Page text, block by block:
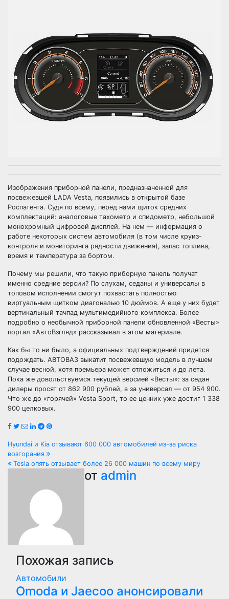
Изображения приборной панели, предназначенной для
посвежевшей LADA Vesta, появились в открытой базе
Роспатента. Судя по всему, перед нами щиток средних
комплектаций: аналоговые тахометр и спидометр, небольшой
монохромный цифровой дисплей. На нем — информация о
работе некоторых систем автомобиля (в том числе круиз-
контроля и мониторинга рядности движения), запас топлива,
время и температура за бортом.
Почему мы решили, что такую приборную панель получат
именно средние версии? По слухам, седаны и универсалы в
топовом исполнении смогут похвастать полностью
виртуальным щитком диагональю 10 дюймов. А еще у них будет
вертикальный тачпад мультимедийного комплекса. Более
подробно о необычной приборной панели обновленной «Весты»
портал «АвтоВзгляд» рассказывал в этом материале.
Как бы то ни было, а официальных подтверждений придется
подождать. АВТОВАЗ выкатит посвежевшую модель в лучшем
случае весной, хотя премьера может отложиться и до лета.
Пока же довольствуемся текущей версией «Весты»: за седан
дилеры просят от 862 900 рублей, а за универсал — от 954 900.
Что же до «горячей» Vesta Sport, то ее ценник уже достиг 1 338
900 целковых.
Навигация
по
записям
Hyundai и Kia отзывают 600 000 автомобилей из-за риска
возгорания
Tesla опять отзывает более 26 000 машин по всему миру
от admin
Похожая запись
Автомобили
Оmoda и Jaecoo анонсировали